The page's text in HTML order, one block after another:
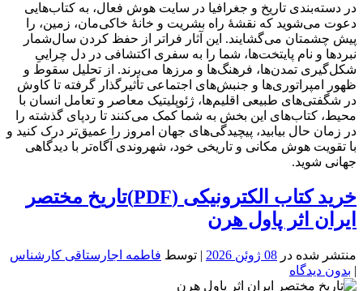
در دسته‌بندی تاریخ و جغرافیا در سایت هوش فعال، به کتاب‌هایی
دعوت می‌شوید که نقشهٔ راه بشریت و خانهٔ خاکی‌مان، زمین، را
پیش چشمتان می‌گشایند. این آثار فراتر از حفظ کردن سال‌شمار
نبردها و نام پایتخت‌ها، شما را به سفری اکتشافی در دل چراییِ
شکل‌گیری تمدن‌ها، فرهنگ‌ها و مرزها می‌برند. از تحلیل سقوط و
ظهور امپراتوری‌ها و جنبش‌های اجتماعی تأثیرگذار گرفته تا کاوش
در شگفتی‌های طبیعی اقلیم‌ها، ژئوپلیتیک معاصر و تعامل انسان با
محیط، کتاب‌های این بخش به شما کمک می‌کنند تا ردپای گذشته را
در زمان حال بیابید، پیچیدگی‌های جهان امروز را عمیق‌تر درک کنید و
با تقویت هوش مکانی و تاریخی خود، شهروندی آگاه‌تر با دیدگاهی
جهانی شوید.
خرید کتاب الکترونیکی (PDF)تاریخ مختصر
ایران اثر پاول هرن
منتشر شده در 08 ژوئن 2026 | توسط فاطمه اجارستاقی کارشناس
| بدون دیدگاه